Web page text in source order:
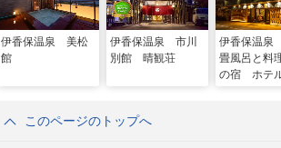
伊香保温泉 美松
館
伊香保温泉 市川
別館 晴観荘
伊香保温
畳風呂と料
の宿 ホテ
このページのトップへ